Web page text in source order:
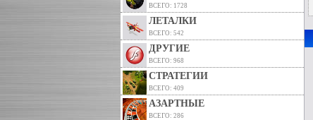
ВСЕГО: 1728
ЛЕТАЛКИ
ВСЕГО: 542
ДРУГИЕ
ВСЕГО: 968
СТРАТЕГИИ
ВСЕГО: 409
АЗАРТНЫЕ
ВСЕГО: 286